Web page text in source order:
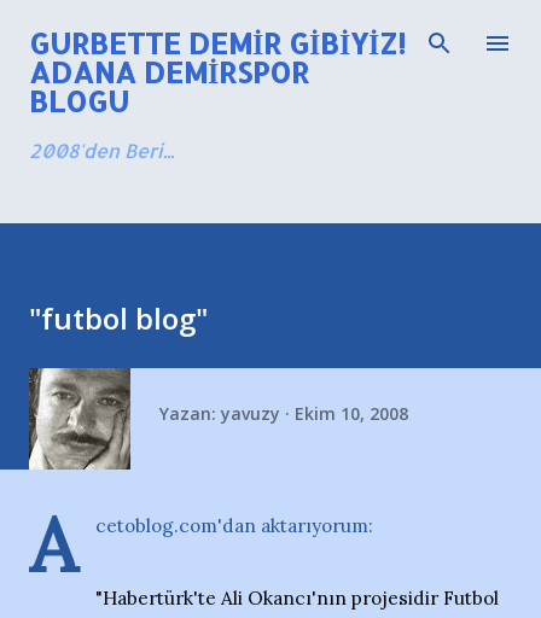
Ana içeriğe atla
GURBETTE DEMIR GIBIYIZ!
ADANA DEMIRSPOR
BLOGU
2008'den Beri...
"futbol blog"
Yazan: yavuzy Ekim 10, 2008
A cetoblog.com'dan aktarıyorum:
"Habertürk'te Ali Okancı'nın projesidir Futbol